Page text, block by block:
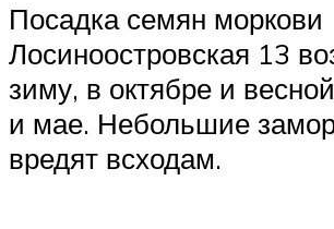
Посадка семян моркови
Лосиноостровская 13
зиму, в октябре и
и мае. Небольшие
вредят всходам.